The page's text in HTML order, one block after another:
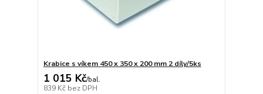
Krabice s víkem 450 x 350 x 200 mm 2 díly/5ks
1 015 Kč/bal.
839 Kč bez DPH